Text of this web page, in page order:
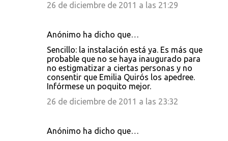
26 de diciembre de 2011 a las 21:29
Anónimo ha dicho que…
Sencillo: la instalación está ya. Es más que
probable que no se haya inaugurado para
no estigmatizar a ciertas personas y no
consentir que Emilia Quirós los apedree.
Infórmese un poquito mejor.
26 de diciembre de 2011 a las 23:32
Anónimo ha dicho que…